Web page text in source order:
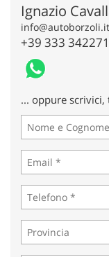
Ignazio
info@autoborzoli.it
+39 333
... oppure
Cookie
Cookie
Cookie
Cookie
Cookie di
Leggi
la
cookie
policy